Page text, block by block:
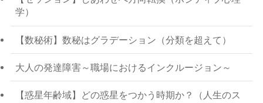
学）
【数秘術】数秘はグラデーション（分類を超えて）
大人の発達障害～職場におけるインクルージョン～
【惑星年齢域】どの惑星をつかう時期か？（人生のス